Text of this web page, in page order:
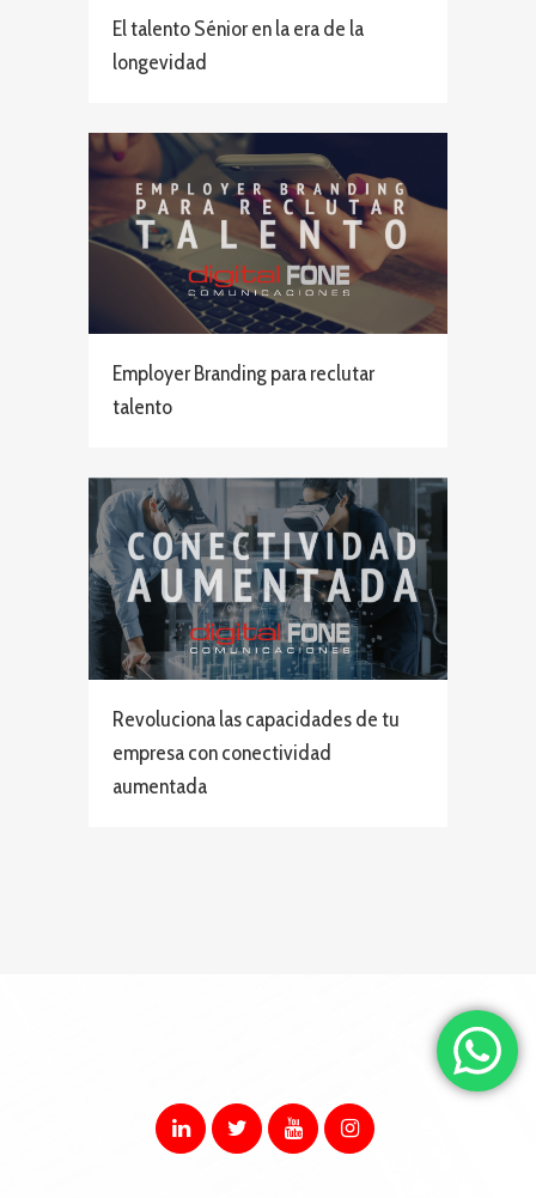
El talento Sénior en la era de la
longevidad
Employer Branding para reclutar
talento
Revoluciona las capacidades de tu
empresa con conectividad
aumentada